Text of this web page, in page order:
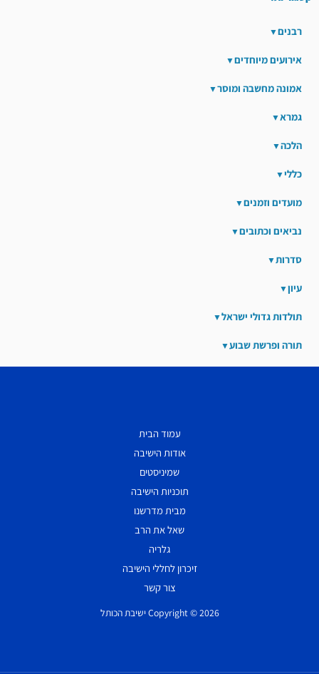
רבנים
אירועים מיוחדים
אמונה מחשבה ומוסר
גמרא
הלכה
כללי
מועדים וזמנים
נביאים וכתובים
סדרות
עיון
תולדות גדולי ישראל
תורה ופרשת שבוע
עמוד הבית
אודות הישיבה
שמיניסטים
תוכניות הישיבה
מבית מדרשנו
שאל את הרב
גלריה
זיכרון לחללי הישיבה
צור קשר
Copyright © 2026 ישיבת הכותל